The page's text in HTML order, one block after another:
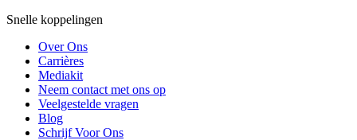
Snelle koppelingen
Over Ons
Carrières
Mediakit
Neem contact met ons op
Veelgestelde vragen
Blog
Schrijf Voor Ons